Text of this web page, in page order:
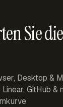
Sie die
Desktop &
GitHub &